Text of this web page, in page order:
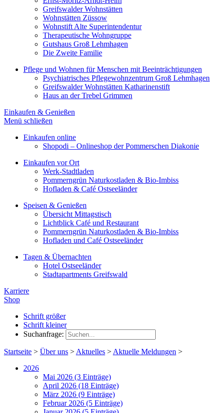
Greifswalder Wohnstätten
Wohnstätten Züssow
Wohnstift Alte Superintendentur
Therapeutische Wohngruppe
Gutshaus Groß Lehmhagen
Die Zweite Familie
Pflege und Wohnen für Menschen mit Beeinträchtigungen
Psychiatrisches Pflegewohnzentrum Groß Lehmhagen
Greifswalder Wohnstätten Katharinenstift
Haus an der Trebel Grimmen
Einkaufen & Genießen
Menü schließen
Einkaufen online
Shopodi – Onlineshop der Pommerschen Diakonie
Einkaufen vor Ort
Werk-Stadtladen
Pommerngrün Naturkostladen & Bio-Imbiss
Hofladen & Café Ostseeländer
Speisen & Genießen
Übersicht Mittagstisch
Lichtblick Café und Restaurant
Pommerngrün Naturkostladen & Bio-Imbiss
Hofladen und Café Ostseeländer
Tagen & Übernachten
Hotel Ostseeländer
Stadtapartments Greifswald
Karriere
Shop
Schrift größer
Schrift kleiner
Suchanfrage:
Startseite > Über uns > Aktuelles > Aktuelle Meldungen >
2026
Mai 2026 (3 Einträge)
April 2026 (18 Einträge)
März 2026 (9 Einträge)
Februar 2026 (5 Einträge)